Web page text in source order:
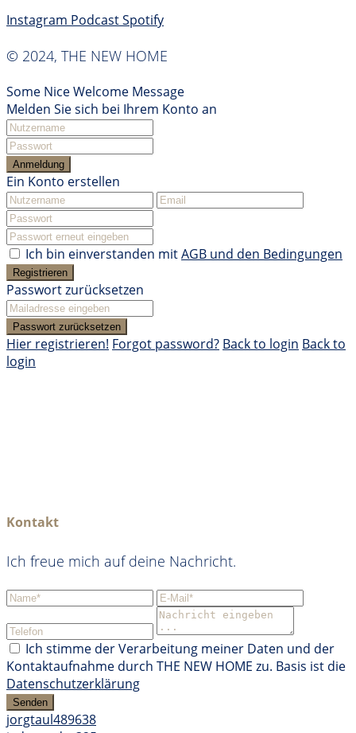
Instagram PodcastSpotify
© 2024, THE NEW HOME
Some Nice Welcome Message
Melden Sie sich bei Ihrem Konto an
Anmeldung
Ein Konto erstellen
Ich bin einverstanden mitAGB und den Bedingungen
Registrieren
Passwort zurücksetzen
Passwort zurücksetzen
Hier registrieren! Forgot password? Back to login Back to
login
Kontakt
Ich freue mich auf deine Nachricht.
Ich stimme der Verarbeitung meiner Daten und der
Kontaktaufnahme durch THE NEW HOME zu. Basis ist die
Datenschutzerklärung
Senden
jorgtaul489638